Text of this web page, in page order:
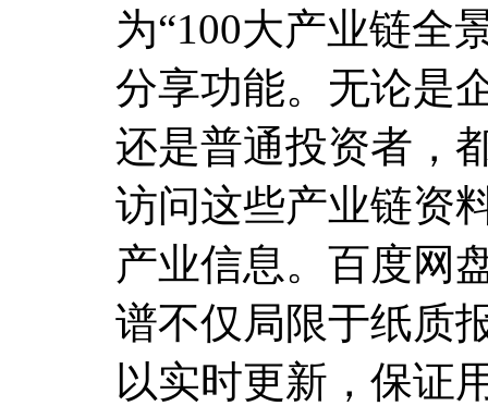
为“100大产业链全
分享功能。无论是
还是普通投资者，
访问这些产业链资
产业信息。百度网
谱不仅局限于纸质
以实时更新，保证